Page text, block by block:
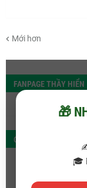
Mới hơn
🎁
🎓
FANPAGE THẦY HIỂN
QC